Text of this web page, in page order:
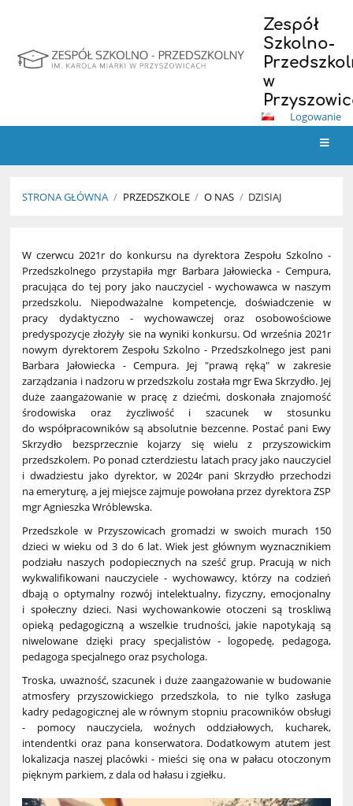
Zespół
Szkolno-
w
Logowanie
STRONA GŁÓWNA / PRZEDSZKOLE / O NAS / DZISIAJ
W czerwcu 2021r do konkursu na dyrektora Zespołu Szkolno -
Przedszkolnego przystapiła mgr Barbara Jałowiecka - Cempura,
pracująca do tej pory jako nauczyciel - wychowawca w naszym
przedszkolu. Niepodważalne kompetencje, doświadczenie w
pracy dydaktyczno - wychowawczej oraz osobowościowe
predyspozycje złożyły sie na wyniki konkursu. Od września 2021r
nowym dyrektorem Zespołu Szkolno - Przedszkolnego jest pani
Barbara Jałowiecka - Cempura. Jej "prawą ręką" w zakresie
zarządzania i nadzoru w przedszkolu została mgr Ewa Skrzydło. Jej
duże zaangażowanie w pracę z dziećmi, doskonała znajomość
środowiska oraz życzliwość i szacunek w stosunku
do współpracowników są absolutnie bezcenne. Postać pani Ewy
Skrzydło bezsprzecznie kojarzy się wielu z przyszowickim
przedszkolem. Po ponad czterdziestu latach pracy jako nauczyciel
i dwadziestu jako dyrektor, w 2024r pani Skrzydło przechodzi
na emeryturę, a jej miejsce zajmuje powołana przez dyrektora ZSP
mgr Agnieszka Wróblewska.
Przedszkole w Przyszowicach gromadzi w swoich murach 150
dzieci w wieku od 3 do 6 lat. Wiek jest głównym wyznacznikiem
podziału naszych podopiecznych na sześć grup. Pracują w nich
wykwalifikowani nauczyciele - wychowawcy, którzy na codzień
dbają o optymalny rozwój intelektualny, fizyczny, emocjonalny
i społeczny dzieci. Nasi wychowankowie otoczeni są troskliwą
opieką pedagogiczną a wszelkie trudności, jakie napotykają są
niwelowane dzięki pracy specjalistów - logopedę, pedagoga,
pedagoga specjalnego oraz psychologa.
Troska, uważność, szacunek i duże zaangażowanie w budowanie
atmosfery przyszowickiego przedszkola, to nie tylko zasługa
kadry pedagogicznej ale w równym stopniu pracowników obsługi
- pomocy nauczyciela, woźnych oddziałowych, kucharek,
intendentki oraz pana konserwatora. Dodatkowym atutem jest
lokalizacja naszej placówki - mieści się ona w pałacu otoczonym
pięknym parkiem, z dala od hałasu i zgiełku.